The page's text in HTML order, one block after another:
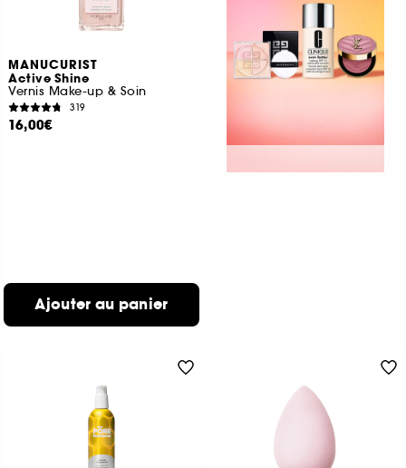
MANUCURIST
Active Shine
Vernis Make-up & Soin
319
16,00€
Ajouter au panier